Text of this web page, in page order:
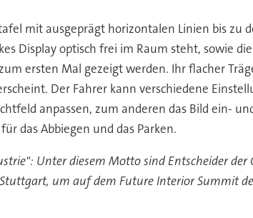
mit ausgeprägt horizontalen Linien bis zu
Display optisch frei im Raum steht, sowie
ersten Mal gezeigt werden. Ihr flacher
Der Fahrer kann verschiedene
anpassen, zum anderen das Bild ein-
das Abbiegen und das Parken.
Unter diesem Motto sind Entscheider
um auf dem Future Interior Summit